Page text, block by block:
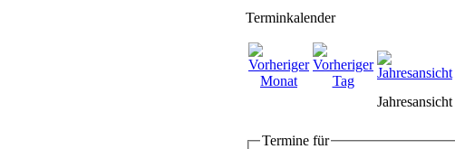
Terminkalender
Jahresansicht
Termine für